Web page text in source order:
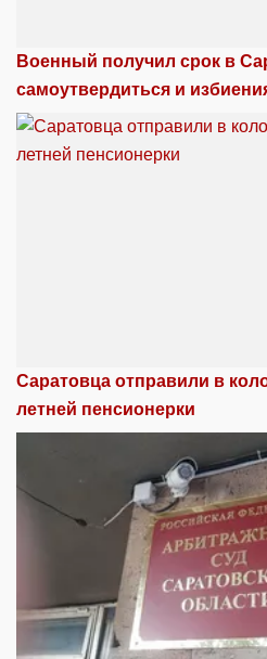
Военный получил срок в
самоутвердиться и
Саратовца отправили в
летней пенсионерки